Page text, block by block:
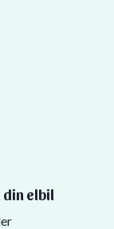
din elbil